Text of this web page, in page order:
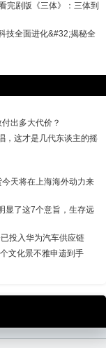
完剧版《三体》：三体到
技全面进化&#32;揭秘全
出多大代价？
，这才是几代东谈主的摇
天将在上海海外动力来
显了这7个意旨，生存远
投入华为汽车供应链
文化景不雅申遗到手